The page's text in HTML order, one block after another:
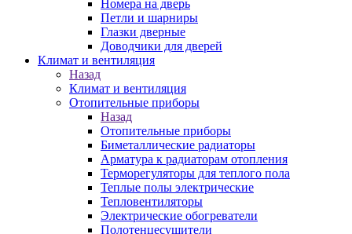
Номера на дверь
Петли и шарниры
Глазки дверные
Доводчики для дверей
Климат и вентиляция
Назад
Климат и вентиляция
Отопительные приборы
Назад
Отопительные приборы
Биметаллические радиаторы
Арматура к радиаторам отопления
Терморегуляторы для теплого пола
Теплые полы электрические
Тепловентиляторы
Электрические обогреватели
Полотенцесушители